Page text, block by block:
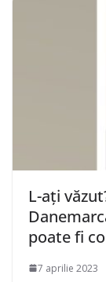
L-ați
poate fi
7 aprilie 2023